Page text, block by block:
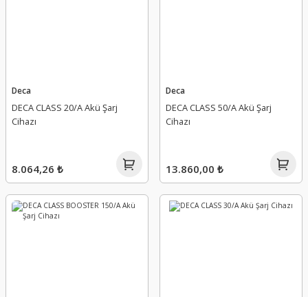
Deca
DECA CLASS 20/A Akü Şarj
Cihazı
8.064,26 ₺
Deca
DECA CLASS 50/A Akü Şarj
Cihazı
13.860,00 ₺